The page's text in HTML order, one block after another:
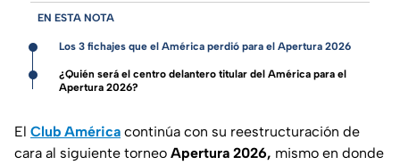
EN ESTA NOTA
Los 3 fichajes que el América perdió para el Apertura 2026
¿Quién será el centro delantero titular del América para el
Apertura 2026?
El Club América continúa con su reestructuración de
cara al siguiente torneo Apertura 2026, mismo en donde